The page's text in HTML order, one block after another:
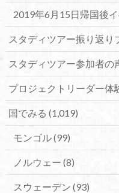
2019年6月15日帰国後
スタディツアー振り返り
スタディツアー参加者の
プロジェクトリーダー体
国でみる (1,019)
モンゴル(99)
ノルウェー (8)
スウェーデン (93)